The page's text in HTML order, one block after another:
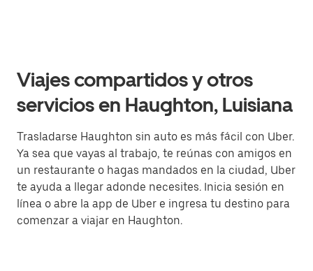
Viajes compartidos y otros
servicios en Haughton, Luisiana
Trasladarse Haughton sin auto es más fácil con Uber.
Ya sea que vayas al trabajo, te reúnas con amigos en
un restaurante o hagas mandados en la ciudad, Uber
te ayuda a llegar adonde necesites. Inicia sesión en
línea o abre la app de Uber e ingresa tu destino para
comenzar a viajar en Haughton.